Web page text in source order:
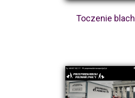
Toczenie blach